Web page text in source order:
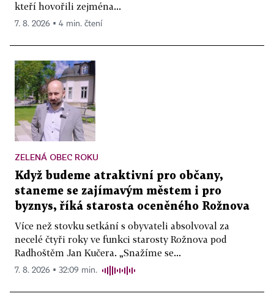
kteří hovořili zejména...
7. 8. 2026 ▪ 4 min. čtení
ZELENÁ OBEC ROKU
Když budeme atraktivní pro občany,
staneme se zajímavým městem i pro
byznys, říká starosta oceněného Rožnova
Více než stovku setkání s obyvateli absolvoval za
necelé čtyři roky ve funkci starosty Rožnova pod
Radhoštěm Jan Kučera. „Snažíme se...
7. 8. 2026 ▪ 32:09 min.